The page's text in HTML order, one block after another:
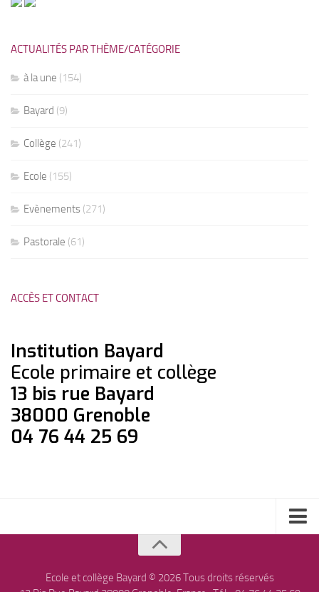
ACTUALITÉS PAR THÈME/CATÉGORIE
à la une (154)
Bayard (9)
Collège (241)
Ecole (155)
Evènements (271)
Pastorale (61)
ACCÈS ET CONTACT
Institution Bayard
Ecole primaire et collège
13 bis rue Bayard
38000 Grenoble
04 76 44 25 69
Ecole et collège Bayard © 2026 Tous droits réservés